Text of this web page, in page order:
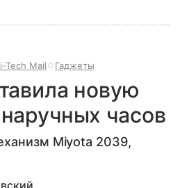
Tech Mail Гаджеты
новую
часов
Miyota 2039,